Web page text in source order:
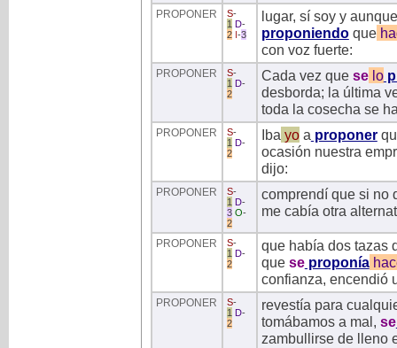
PROPONER S-
1
D-
2 -3
lugar, sí soy y
proponiendoque
con voz fuerte:
PROPONER S-
1
D-
2
Cada vez queselo
desborda; la última
toda la cosecha se
PROPONER S-
1
D-
2
Iba yoa proponer
ocasión nuestra
dijo:
PROPONER S-
1
D-
3 O-
2
comprendí que si no
me cabía otra
PROPONER S-
1
D-
2
que había dos tazas
queseproponía
confianza, encendió
PROPONER S-
1
D-
2
revestía para
tomábamos a mal, se
zambullirse de lleno